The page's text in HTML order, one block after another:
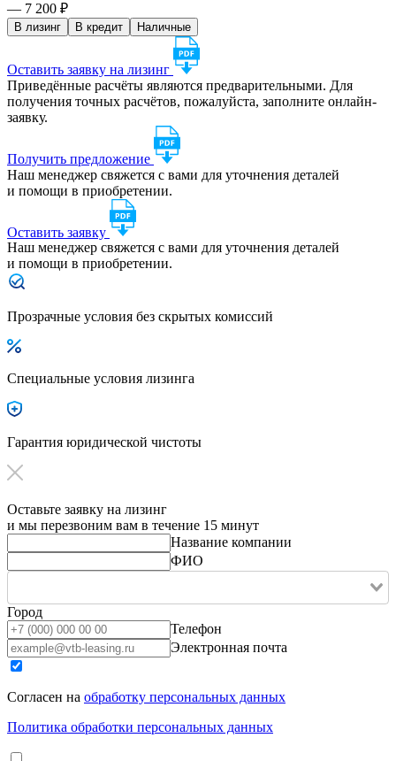
— 7 200 ₽
В лизинг В кредит Наличные
Оставить заявку на лизинг
Приведённые расчёты являются предварительными. Для
получения точных расчётов, пожалуйста, заполните онлайн-
заявку.
Получить предложение
Наш менеджер свяжется с вами для уточнения деталей
и помощи в приобретении.
Оставить заявку
Наш менеджер свяжется с вами для уточнения деталей
и помощи в приобретении.
Прозрачные условия без скрытых комиссий
Специальные условия лизинга
Гарантия юридической чистоты
Оставьте заявку на лизинг
и мы перезвоним вам в течение 15 минут
Название компании
ФИО
Город
Телефон
Электронная почта
Согласен на обработку персональных данных
Политика обработки персональных данных